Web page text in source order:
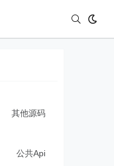
其他源码
公共Api